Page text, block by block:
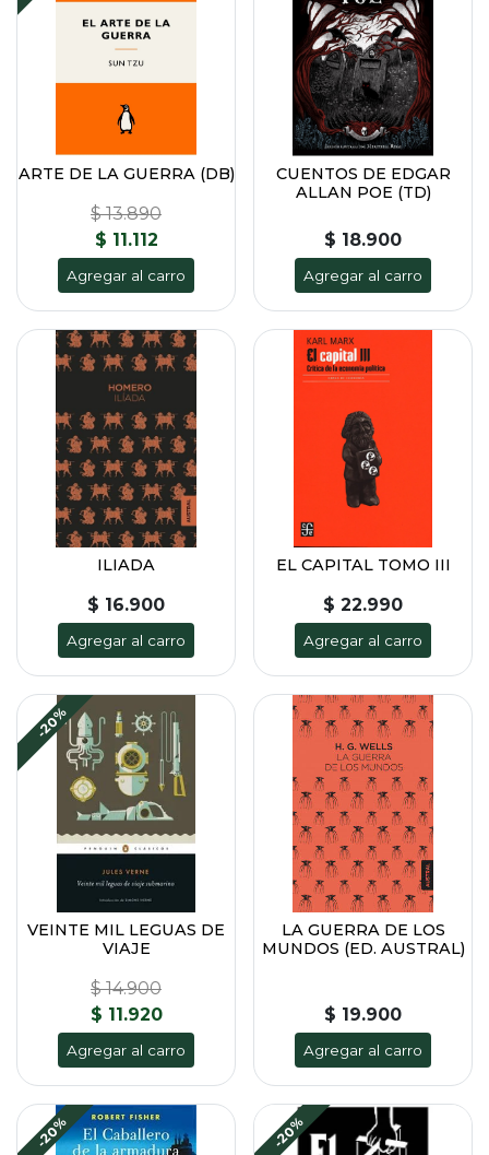
ARTE DE LA GUERRA (DB)
$ 13.890
$ 11.112
Agregar al carro
CUENTOS DE EDGAR
ALLAN POE (TD)
$ 18.900
Agregar al carro
ILIADA
$ 16.900
Agregar al carro
EL CAPITAL TOMO III
$ 22.990
Agregar al carro
-20%
VEINTE MIL LEGUAS DE
VIAJE
$ 14.900
$ 11.920
Agregar al carro
LA GUERRA DE LOS
MUNDOS (ED. AUSTRAL)
$ 19.900
Agregar al carro
-20% -20%